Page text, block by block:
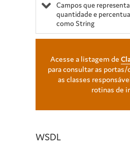
Campos que
quantidade e
como String
Acesse a listagem de
para consultar as
as classes
rotinas de
WSDL